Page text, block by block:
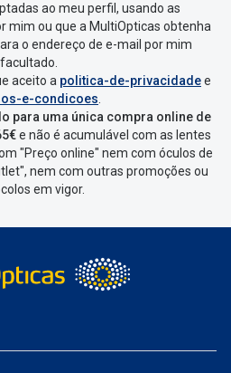
astigmatismo:
ao meu perfil, usando as
mim ou que a MultiOpticas obtenha
o endereço de e-mail por mim
facultado.
aceito a politica-de-privacidadee
e-condicoes.
para uma única compra online de
e não é acumulável com as lentes
"Preço online" nem com óculos de
nem com outras promoções ou
em vigor.